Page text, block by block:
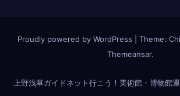
Proudly powered by WordPress Theme:
Themeansar.
上野浅草ガイドネット行こう！美術館・博物館